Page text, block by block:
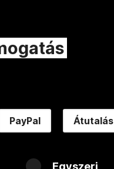
PayPal Átutalás
Egyszeri